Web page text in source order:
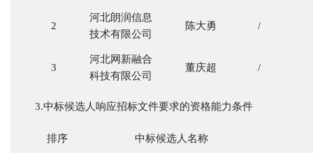
2
河北朗润信息
技术有限公司
陈大勇 /
3
河北网新融合
科技有限公司
董庆超 /
3.中标候选人响应招标文件要求的资格能力条件
排序 中标候选人名称